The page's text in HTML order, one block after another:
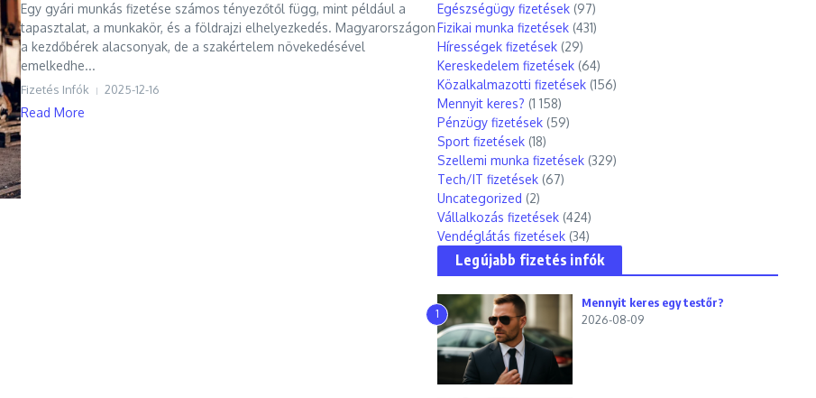
Egy gyári munkás fizetése számos tényezőtől függ, mint például a
tapasztalat, a munkakör, és a földrajzi elhelyezkedés. Magyarországon
a kezdőbérek alacsonyak, de a szakértelem növekedésével
emelkedhe...
Fizetés Infók 2025-12-16
Read More
Egészségügy fizetések (97)
Fizikai munka fizetések (431)
Hírességek fizetések (29)
Kereskedelem fizetések (64)
Közalkalmazotti fizetések (156)
Mennyit keres? (1 158)
Pénzügy fizetések (59)
Sport fizetések (18)
Szellemi munka fizetések (329)
Tech/IT fizetések (67)
Uncategorized (2)
Vállalkozás fizetések (424)
Vendéglátás fizetések (34)
Legújabb fizetés infók
1
Mennyit keres egy testőr?
2026-08-09